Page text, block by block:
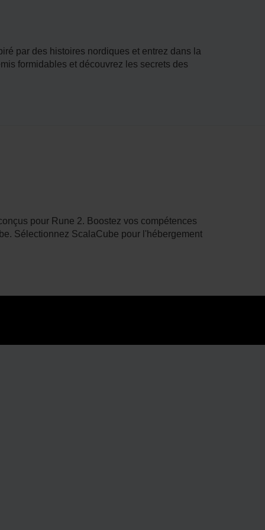
par des histoires nordiques et entrez dans la
formidables et découvrez les secrets des
pour Rune 2. Boostez vos compétences
Sélectionnez ScalaCube pour l'hébergement